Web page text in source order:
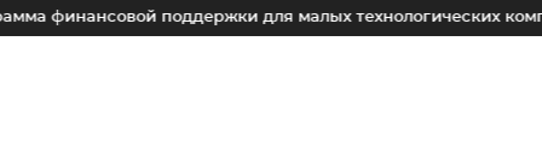
финансовой поддержки для малых технологических